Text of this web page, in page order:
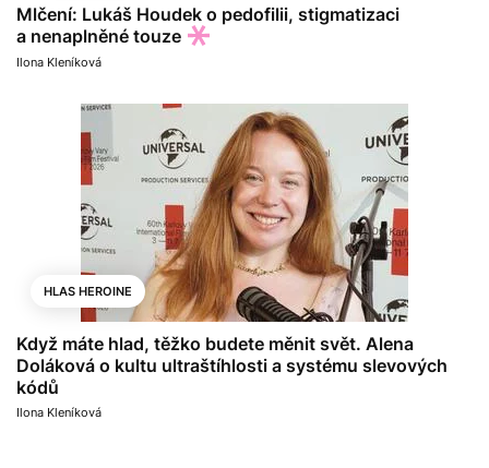
Mlčení: Lukáš Houdek o pedofilii, stigmatizaci
a nenaplněné touze
Ilona Kleníková
HLAS HEROINE
Když máte hlad, těžko budete měnit svět. Alena
Doláková o kultu ultraštíhlosti a systému slevových
kódů
Ilona Kleníková